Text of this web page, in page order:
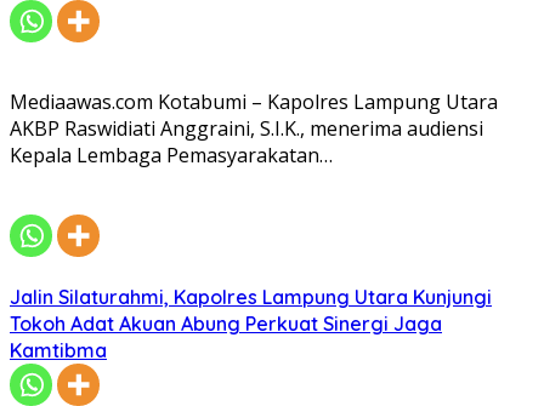
Mediaawas.com Kotabumi – Kapolres Lampung Utara
AKBP Raswidiati Anggraini, S.I.K., menerima audiensi
Kepala Lembaga Pemasyarakatan…
Jalin Silaturahmi, Kapolres Lampung Utara Kunjungi
Tokoh Adat Akuan Abung Perkuat Sinergi Jaga
Kamtibma